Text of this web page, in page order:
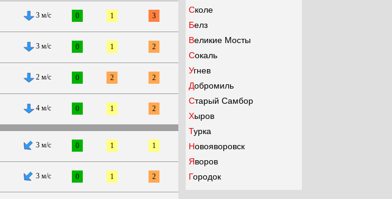
3 м/с 0 1 3
3 м/с 0 1 2
2 м/с 0 2 2
4 м/с 0 1 2
3 м/с 0 1 1
3 м/с 0 1 2
Сколе
Белз
Великие Мосты
Сокаль
Угнев
Добромиль
Старый Самбор
Хыров
Турка
Новояворовск
Яворов
Городок